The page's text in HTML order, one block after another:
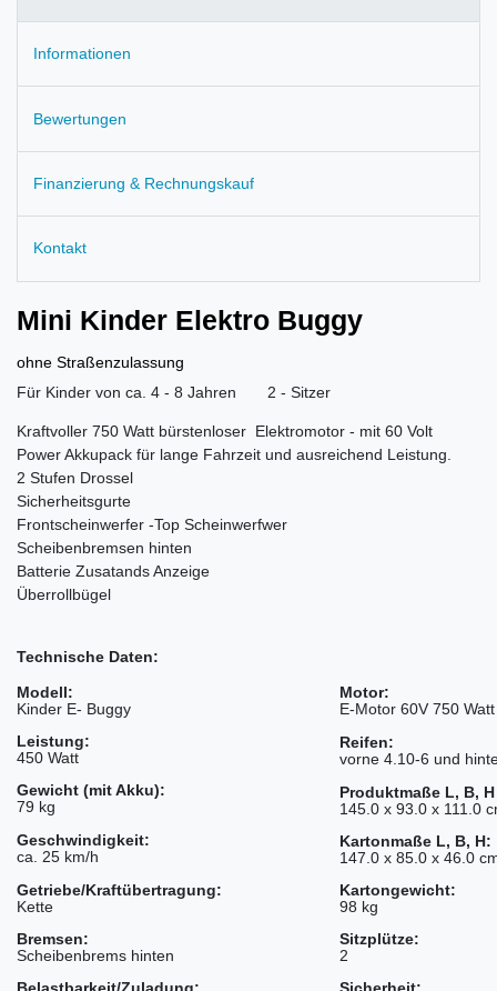
Informationen
Bewertungen
Finanzierung & Rechnungskauf
Kontakt
Mini Kinder Elektro Buggy
ohne Straßenzulassung
Für Kinder von ca. 4 - 8 Jahren 2 - Sitzer
Kraftvoller 750 Watt bürstenloser Elektromotor - mit 60 Volt
Power Akkupack für lange Fahrzeit und ausreichend Leistung.
2 Stufen Drossel
Sicherheitsgurte
Frontscheinwerfer -Top Scheinwerfwer
Scheibenbremsen hinten
Batterie Zusatands Anzeige
Überrollbügel
Technische Daten:
Modell:
Kinder E- Buggy
Leistung:
450 Watt
Gewicht (mit Akku):
79 kg
Geschwindigkeit:
ca. 25 km/h
Getriebe/Kraftübertragung:
Kette
Bremsen:
Scheibenbrems hinten
Belastbarkeit/Zuladung:
Motor:
E-Motor 60V 750
Reifen:
vorne 4.10-6 und
Produktmaße L, B,
145.0 x 93.0 x 111.0
Kartonmaße L, B, H:
147.0 x 85.0 x 46.0
Kartongewicht:
98 kg
Sitzplütze:
2
Sicherheit: